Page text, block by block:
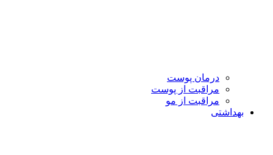
درمان پوست
مراقبت از پوست
مراقبت از مو
بهداشتی